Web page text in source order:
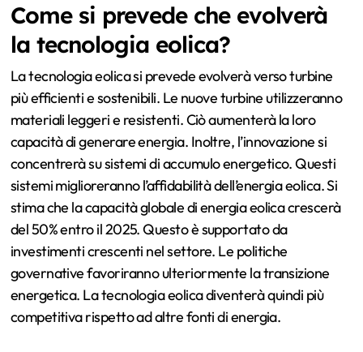
Come si prevede che evolverà
la tecnologia eolica?
La tecnologia eolica si prevede evolverà verso turbine
più efficienti e sostenibili. Le nuove turbine utilizzeranno
materiali leggeri e resistenti. Ciò aumenterà la loro
capacità di generare energia. Inoltre, l’innovazione si
concentrerà su sistemi di accumulo energetico. Questi
sistemi miglioreranno l’affidabilità dell’energia eolica. Si
stima che la capacità globale di energia eolica crescerà
del 50% entro il 2025. Questo è supportato da
investimenti crescenti nel settore. Le politiche
governative favoriranno ulteriormente la transizione
energetica. La tecnologia eolica diventerà quindi più
competitiva rispetto ad altre fonti di energia.